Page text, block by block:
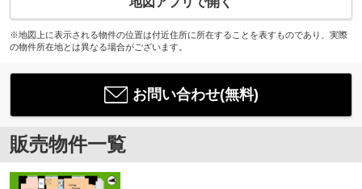
※地図上に表示される物件の位置は付近住所に所在することを表すものであり、実際
の物件所在地とは異なる場合がございます。
お問い合わせ(無料)
販売物件一覧